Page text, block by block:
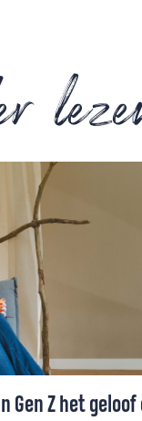
Gen Z het